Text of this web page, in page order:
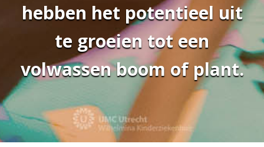
hebben het potentieel uit
te groeien tot een
volwassen boom of plant.